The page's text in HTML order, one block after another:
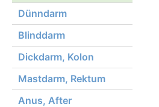
Dünndarm
Blinddarm
Dickdarm, Kolon
Mastdarm, Rektum
Anus, After